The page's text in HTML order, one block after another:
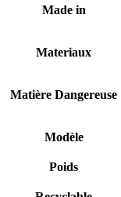
Made in
Materiaux
Matière Dangereuse
Modèle
Poids